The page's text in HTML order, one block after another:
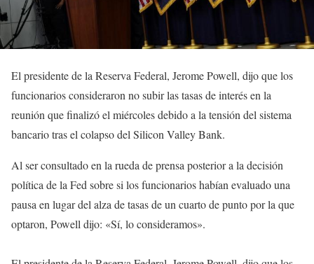
El presidente de la Reserva Federal, Jerome Powell, dijo que los
funcionarios consideraron no subir las tasas de interés en la
reunión que finalizó el miércoles debido a la tensión del sistema
bancario tras el colapso del Silicon Valley Bank.
Al ser consultado en la rueda de prensa posterior a la decisión
política de la Fed sobre si los funcionarios habían evaluado una
pausa en lugar del alza de tasas de un cuarto de punto por la que
optaron, Powell dijo: «Sí, lo consideramos».